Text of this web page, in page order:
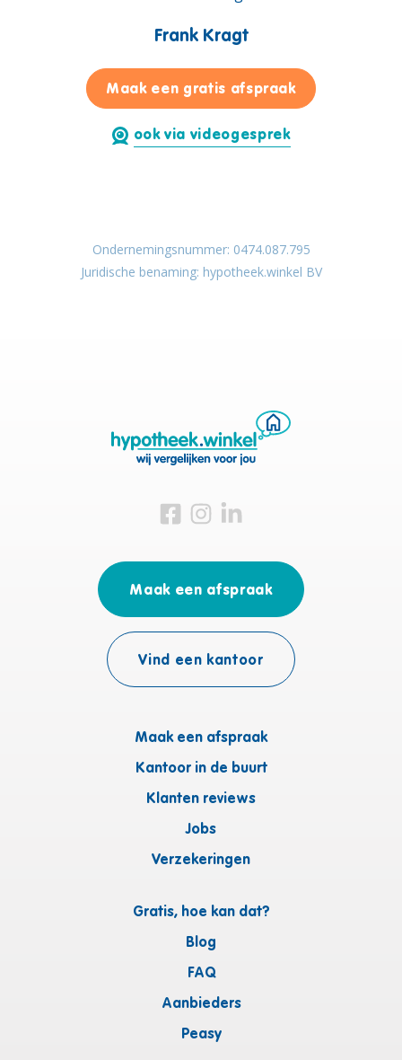
Frank Kragt
Maak een gratis afspraakvoor Frank
ook via videogesprek
Ondernemingsnummer: 0474.087.795
Juridische benaming: hypotheek.winkel BV
Bezoek ons op Facebook
Bezoek ons op Instagram
Bezoek ons op Linkedin
Maak een afspraak
Kantoor in de buurt
Klanten reviews
Jobs
Verzekeringen
Gratis, hoe kan dat?
Blog
FAQ
Aanbieders
Peasy
Maak een afspraak
Vind een kantoor